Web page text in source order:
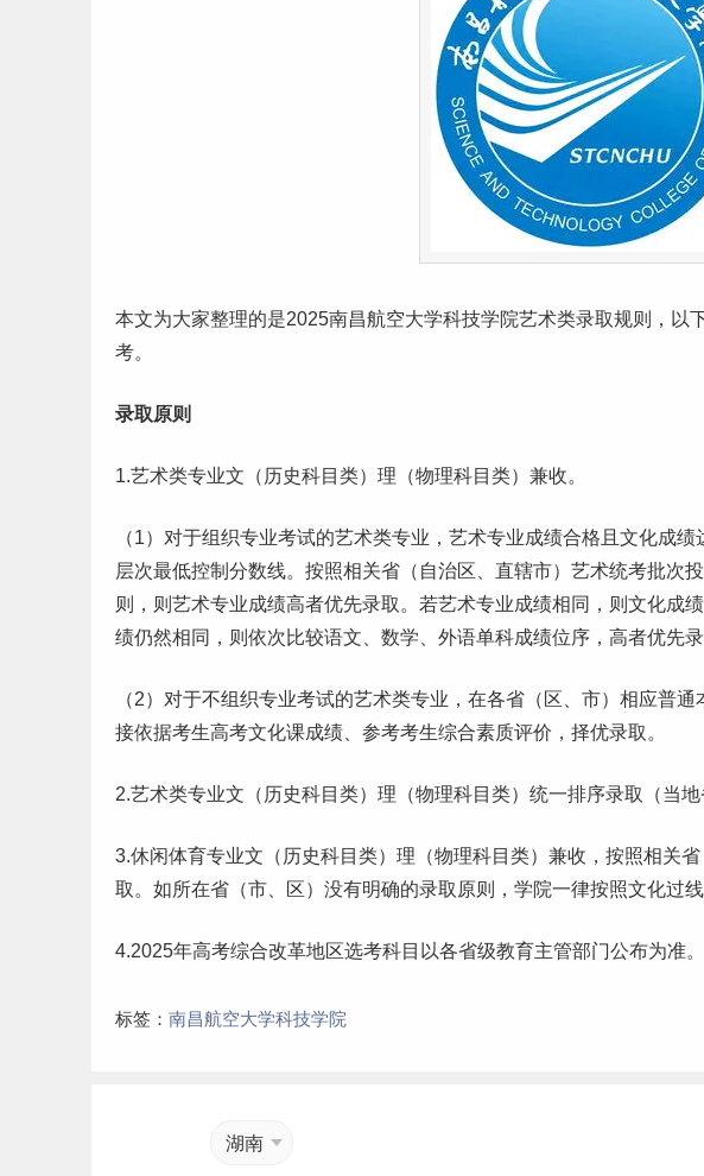
本文为大家整理的是2025南昌航空大学科技学院艺术类录取规则，以
考。
录取原则
1.艺术类专业文（历史科目类）理（物理科目类）兼收。
（1）对于组织专业考试的艺术类专业，艺术专业成绩合格且文化成
层次最低控制 分数线。按照相关省（自治区、直辖市）艺术统考批次
则，则艺术专业成绩高者优先录取。若艺术专业成绩相同，则文化成
绩仍然相同，则依次比较语文、数学、外语单科成绩位序，高者优先录
（2）对于不组织专业考试的艺术类专业，在各省（区、市）相应普通
接依据考生高考文化课成绩、参考考生综合素质评价，择优录取。
2.艺术类专业文（历史科目类）理（物理科目类）统一排序录取（当
3.休闲体育专业文（历史科目类）理（物理科目类）兼收，按照相关
取。如所在省（市、区）没有明确的录取原则，学院一律按照文化过
4.2025年高考综合改革地区选考科目以各省级教育主管部门公布为准。
标签： 南昌航空大学科技学院
湖南